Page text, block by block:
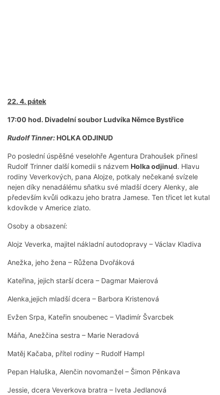
22. 4. pátek
17:00 hod. Divadelní soubor Ludvíka Němce Bystřice
Rudolf Tinner: HOLKA ODJINUD
Po poslední úspěšné veselohře Agentura Drahoušek přinesl
Rudolf Trinner další komedii s názvem Holka odjinud. Hlavu
rodiny Veverkových, pana Alojze, potkaly nečekané svízele
nejen díky nenadálému sňatku své mladší dcery Alenky, ale
především kvůli odkazu jeho bratra Jamese. Ten třicet let kutal
kdovíkde v Americe zlato.
Osoby a obsazení:
Alojz Veverka, majitel nákladní autodopravy – Václav Kladiva
Anežka, jeho žena – Růžena Dvořáková
Kateřina, jejich starší dcera – Dagmar Maierová
Alenka,jejich mladší dcera – Barbora Kristenová
Evžen Srpa, Kateřin snoubenec – Vladimír Švarcbek
Máňa, Anežčina sestra – Marie Neradová
Matěj Kačaba, přítel rodiny – Rudolf Hampl
Pepan Haluška, Alenčin novomanžel – Šimon Pěnkava
Jessie, dcera Veverkova bratra – Iveta Jedlanová